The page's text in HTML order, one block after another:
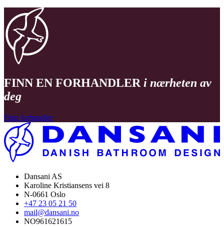
FINN EN FORHANDLER i nærheten av
deg
Finn forhandler
Dansani AS
Karoline Kristiansens vei 8
N-0661 Oslo
+47 23 05 21 50
mail@dansani.no
NO961621615